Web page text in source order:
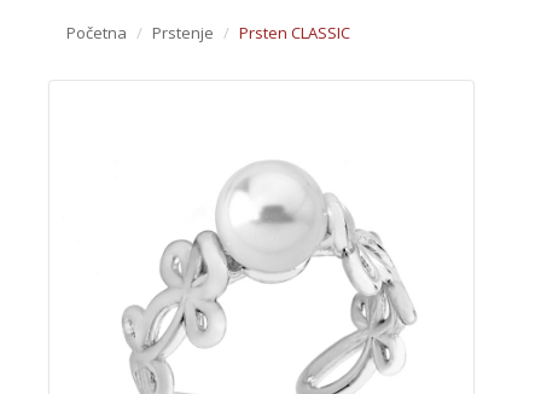
Početna / Prstenje / Prsten CLASSIC